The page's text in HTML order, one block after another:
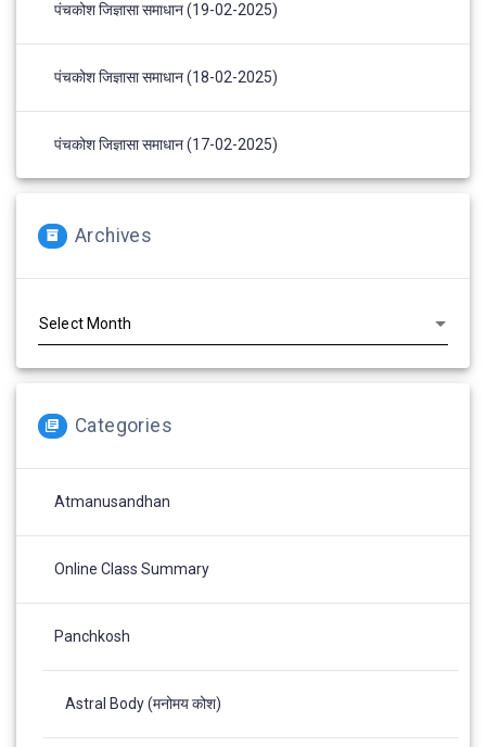
पंचकोश जिज्ञासा समाधान (19-02-2025)
पंचकोश जिज्ञासा समाधान (18-02-2025)
पंचकोश जिज्ञासा समाधान (17-02-2025)
Archives
Categories
Atmanusandhan
Online Class Summary
Panchkosh
Astral Body (मनोमय कोश)